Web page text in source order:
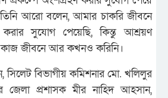
আরো বলেন, আমার চাকরি জীবনে
সুযোগ পেয়েছি, কিন্তু আশ্রয়ণ
কাজ জীবনে আর কখনও করিনি।
সিলেট বিভাগীয় কমিশনার মো. খলিলুর
জেলা প্রশাসক মীর নাহিদ আহসান,